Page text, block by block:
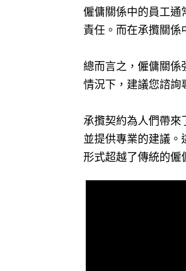
僱傭關係中的員工通
責任。而在承攬關係
總而言之，僱傭關係
情況下，建議您諮詢
承攬契約為人們帶來
並提供專業的建議。
形式超越了傳統的僱